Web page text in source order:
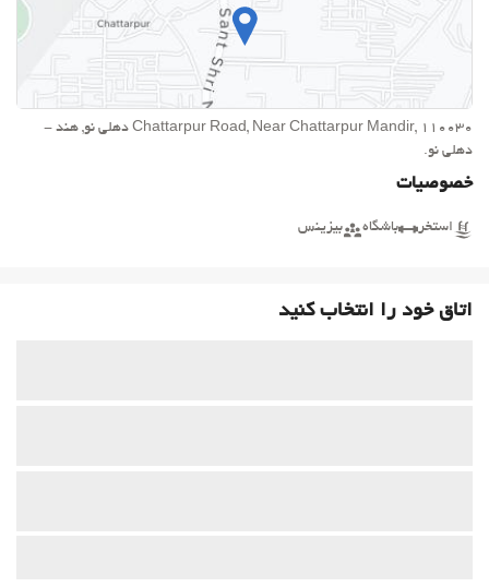
Chattarpur Road, Near Chattarpur Mandir, 110030 دهلی نو, هند -
دهلی نو.
خصوصیات
استخر باشگاه بیزینس
اتاق خود را انتخاب کنید